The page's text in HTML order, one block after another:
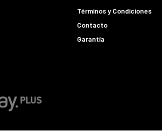
Términos y Condiciones
Contacto
Garantía